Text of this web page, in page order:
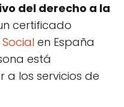
del derecho a la
certificado
en España
está
los servicios de